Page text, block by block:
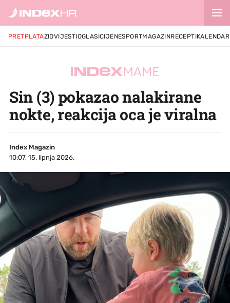
PRETPLATAZIDVIJESTIOGLASICIJENESPORTMAGAZINRECEPTIKALENDAR
Sin (3) pokazao nalakirane
nokte, reakcija oca je viralna
Index Magazin
10:07, 15. lipnja 2026.